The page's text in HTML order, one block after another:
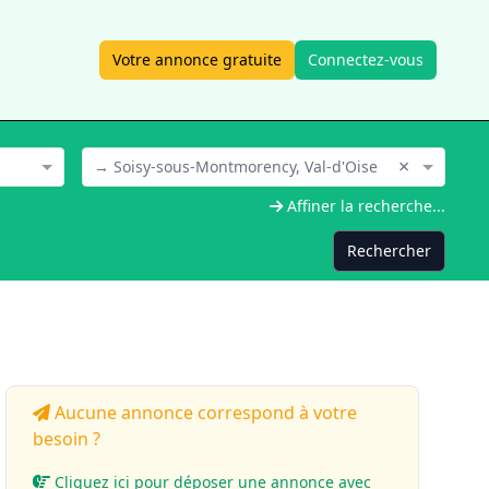
Votre annonce gratuite Connectez-vous
→ Soisy-sous-Montmorency, Val-d'Oise ×
Affiner la recherche...
Rechercher
Aucune annonce correspond à votre
besoin ?
Cliquez ici pour déposer une annonce avec